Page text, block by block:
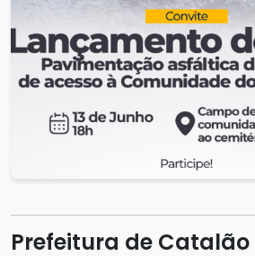
Prefeitura de Catalão